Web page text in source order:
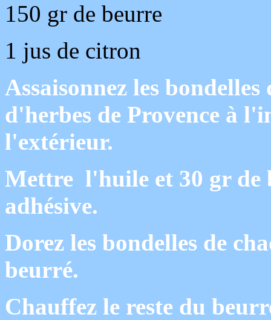
150 gr de beurre
1 jus de citron
Assaisonnez les
d'herbes de Provence à
l'extérieur.
Mettre l'huile et 30 gr de
adhésive.
Dorez les bondelles de
beurré.
Chauffez le reste du